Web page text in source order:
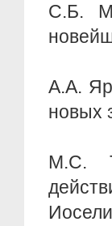
С.Б.
А.А.
новых
М.С.